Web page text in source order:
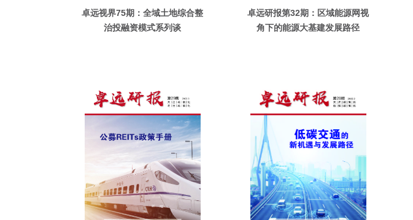
卓远视界75期：全域土地综合整
治投融资模式系列谈
卓远研报第32期：区域能源网视
角下的能源大基建发展路径